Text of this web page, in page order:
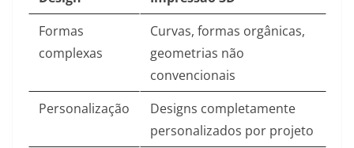
Formas
complexas
Curvas, formas orgânicas,
geometrias não
convencionais
Personalização
Designs completamente
personalizados por projeto